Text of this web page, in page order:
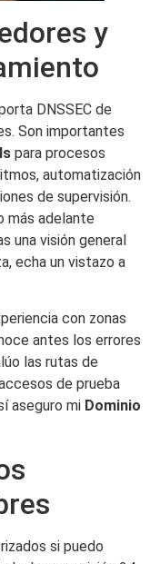
y
DNSSEC de
Son importantes
para procesos
automatización
de supervisión.
más adelante
una visión general
echa un vistazo a
con zonas
antes los errores
las rutas de
de prueba
aseguro mi Dominio
si puedo